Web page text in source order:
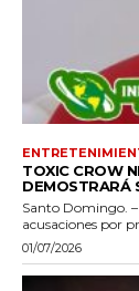
TOXIC CROW
DEMOSTRARÁ
Santo Domingo.
acusaciones por
01/07/2026